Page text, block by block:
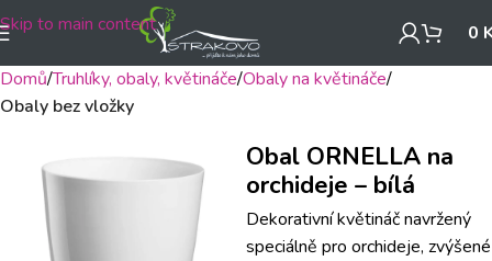
Skip to main content 0
Domů Truhlíky, obaly, květináče Obaly na květináče
Obaly bez vložky
Obal ORNELLA na
orchideje – bílá
Dekorativní květináč navržený
speciálně pro orchideje, zvýšené